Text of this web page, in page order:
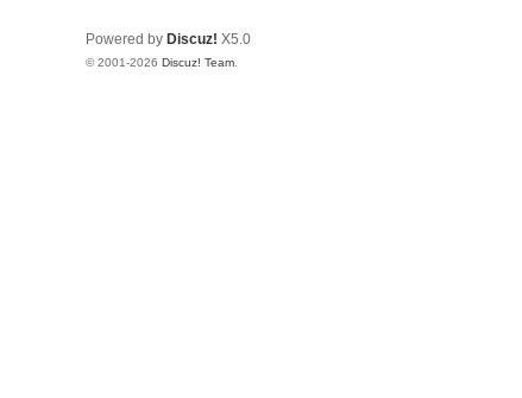
Powered by Discuz! X5.0
© 2001-2026 Discuz! Team